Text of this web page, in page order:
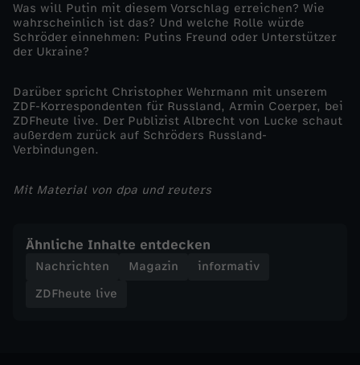
a
l
s
P
u
i
n
Was will Putin mit diesem Vorschlag erreichen? Wie
wahrscheinlich ist das? Und welche Rolle würde
Schröder einnehmen: Putins Freund oder Unterstützer
der Ukraine?
Darüber spricht Christopher Wehrmann mit unserem
ZDF-Korrespondenten für Russland, Armin Coerper, bei
ZDFheute live. Der Publizist Albrecht von Lucke schaut
außerdem zurück auf Schröders Russland-
Verbindungen.
Mit Material von dpa und reuters
Ähnliche Inhalte entdecken
Nachrichten Magazin
informativ
ZDFheute live